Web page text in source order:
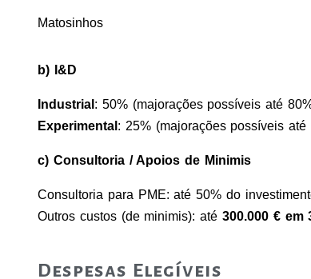
Matosinhos
b) I&D
Industrial : 50% (majorações possíveis até
Experimental : 25% (majorações possíveis até
c) Consultoria / Apoios de Minimis
Consultoria para PME: até 50% do
Outros custos (de minimis): até 300.000 € em
Despesas Elegíveis